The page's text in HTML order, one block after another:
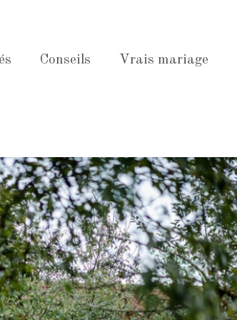
Conseils Vrais mariage